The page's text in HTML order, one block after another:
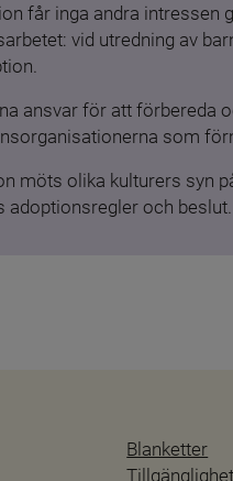
får inga andra
vid utredning av
ansvar för att förbereda
som
möts olika kulturers syn
adoptionsregler och beslut.
Blanketter